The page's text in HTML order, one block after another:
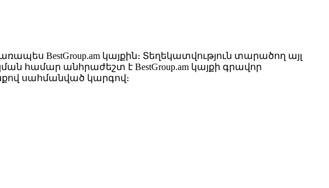
BestGroup.am կայքին։ Տեղեկատվություն տարածող այլ
համար անհրաժեշտ է BestGroup.am կայքի գրավոր
սահմանված կարգով։